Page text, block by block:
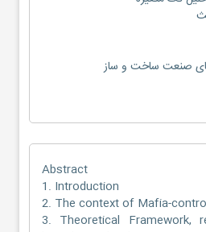
Abstract
1. Introduction
2. The context of Mafia-
3. Theoretical Framework,